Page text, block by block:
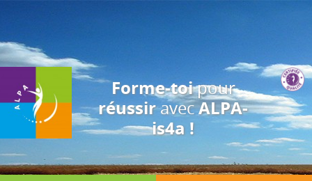
des fins d'analyse, de pertinence et de publicité.
Forme-toipour
réussiravecALPA-
is4a !